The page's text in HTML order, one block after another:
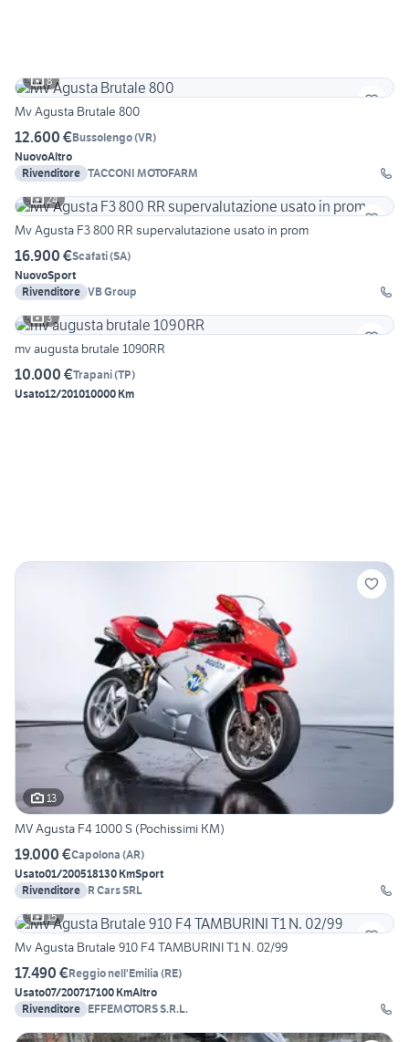
8
Mv Agusta Brutale 800
12.600 €Bussolengo(VR)
NuovoAltro
Rivenditore TACCONI MOTOFARM
24
Mv Agusta F3 800 RR supervalutazione usato in prom
16.900 €Scafati(SA)
NuovoSport
Rivenditore VB Group
3
mv augusta brutale 1090RR
10.000 €Trapani(TP)
Usato12/201010000 Km
13
MV Agusta F4 1000 S (Pochissimi KM)
19.000 €Capolona (AR)
Usato01/200518130 KmSport
Rivenditore R Cars SRL
15
Mv Agusta Brutale 910 F4 TAMBURINI T1 N. 02/99
17.490 €Reggio nell'Emilia (RE)
Usato07/200717100 KmAltro
Rivenditore EFFEMOTORS S.R.L.